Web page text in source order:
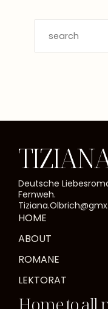
Deutsche
Fernweh.
HOME
ABOUT
ROMANE
LEKTORAT
Home to all